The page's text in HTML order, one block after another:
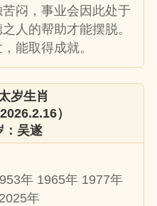
闷，事业会因此处于
人的帮助才能摆脱。
能取得成就。
岁生肖
）
：吴遂
年 1965年 1977年
年